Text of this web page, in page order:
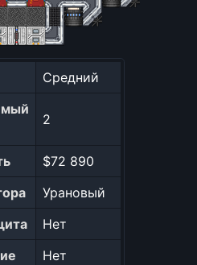
Средний
2
$72 890
Урановый
Нет
Нет